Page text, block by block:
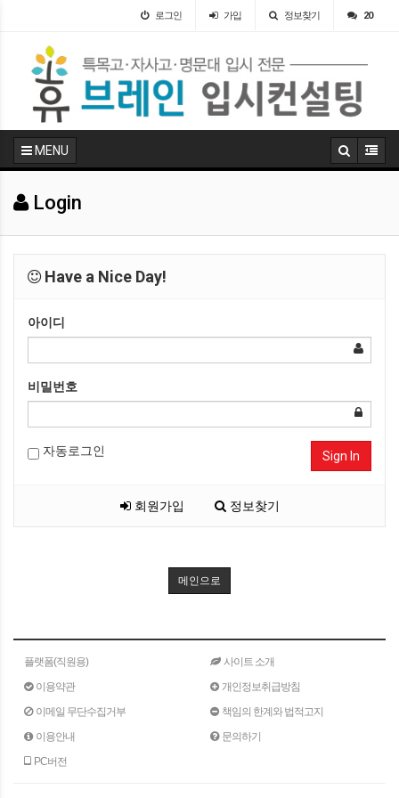
로그인 가입 정보찾기 20
MENU
Login
Have a Nice Day!
아이디
비밀번호
자동로그인 Sign In
회원가입 정보찾기
메인으로
플랫폼(직원용)
사이트 소개
이용약관
개인정보취급방침
이메일 무단수집거부
책임의 한계와 법적고지
이용안내
문의하기
PC버전